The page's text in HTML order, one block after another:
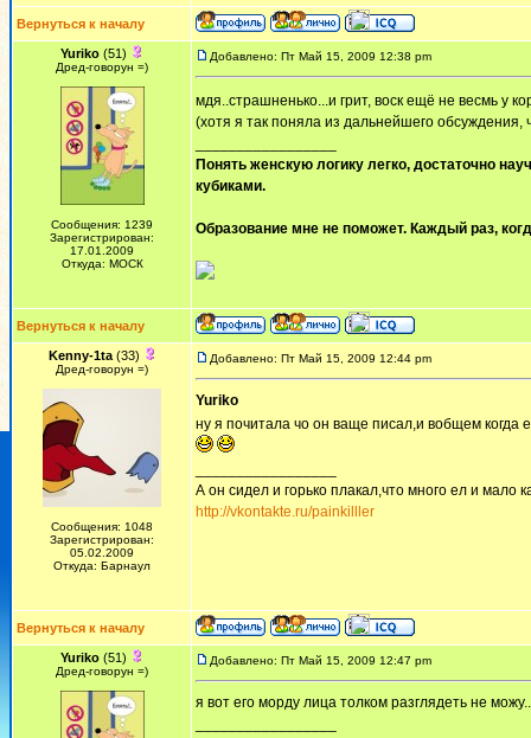
Вернуться к началу
Yuriko (51)
Дред-говорун =)
Сообщения: 1239
Зарегистрирован:
17.01.2009
Откуда: МОСК
Добавлено: Пт Май 15, 2009 12:38 pm
мдя..страшненько...и грит, воск ещё не весмь у
(хотя я так поняла из дальнейшего обсуждения,
Понять женскую логику легко, достаточно
кубиками.
Образование мне не поможет. Каждый раз,
Вернуться к началу
Kenny-1ta(33)
Дред-говорун =)
Сообщения: 1048
Зарегистрирован:
05.02.2009
Откуда: Барнаул
Добавлено: Пт Май 15, 2009 12:44 pm
Yuriko
ну я почитала чо он ваще писал,и вобщем когда
А он сидел и горько плакал,что много ел и мало
http://vkontakte.ru/painkilller
Вернуться к началу
Yuriko (51)
Дред-говорун =)
Добавлено: Пт Май 15, 2009 12:47 pm
я вот его морду лица толком разглядеть не можу..